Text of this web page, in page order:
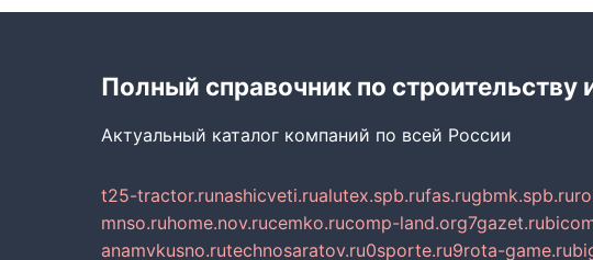
Полный справочник по строительству
Актуальный каталог компаний по всей России
t25-tractor.runashicveti.rualutex.spb.rufas.rugbmk.spb.ru
mnso.ruhome.nov.rucemko.rucomp-land.org7gazet.ru
anamvkusno.rutechnosaratov.ru0sporte.ru9rota-game.ru